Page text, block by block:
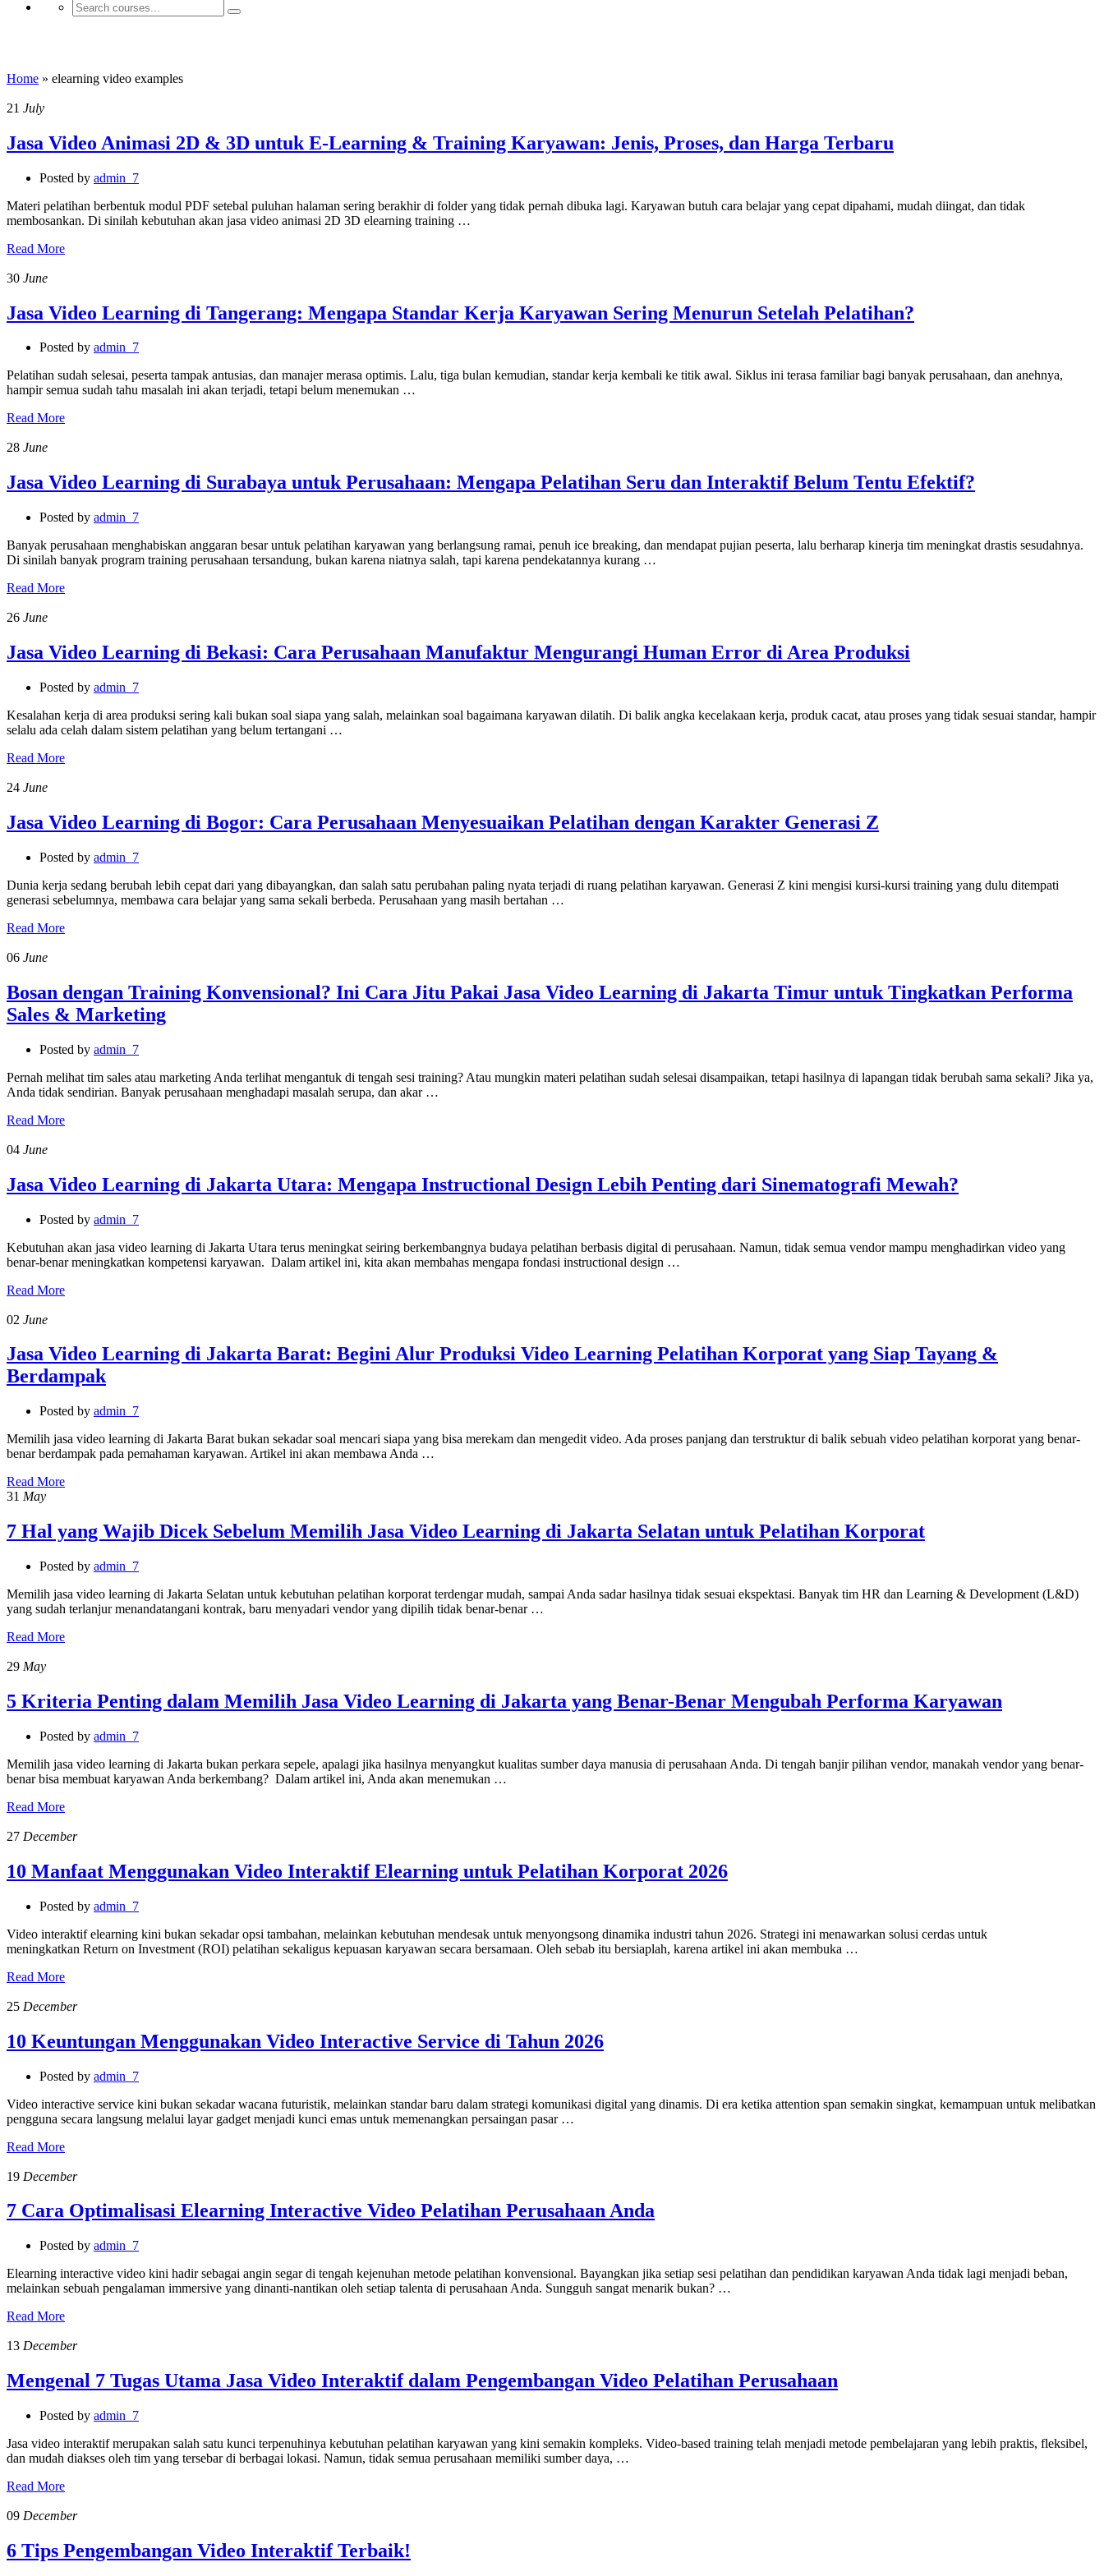
Home » elearning video examples
21 July
Jasa Video Animasi 2D & 3D untuk E-Learning & Training Karyawan: Jenis, Proses, dan Harga Terbaru
Posted by admin_7
Materi pelatihan berbentuk modul PDF setebal puluhan halaman sering berakhir di folder yang tidak pernah dibuka lagi. Karyawan butuh cara belajar yang cepat dipahami, mudah diingat, dan tidak
membosankan. Di sinilah kebutuhan akan jasa video animasi 2D 3D elearning training …
Read More
30 June
Jasa Video Learning di Tangerang: Mengapa Standar Kerja Karyawan Sering Menurun Setelah Pelatihan?
Posted by admin_7
Pelatihan sudah selesai, peserta tampak antusias, dan manajer merasa optimis. Lalu, tiga bulan kemudian, standar kerja kembali ke titik awal. Siklus ini terasa familiar bagi banyak perusahaan, dan anehnya,
hampir semua sudah tahu masalah ini akan terjadi, tetapi belum menemukan …
Read More
28 June
Jasa Video Learning di Surabaya untuk Perusahaan: Mengapa Pelatihan Seru dan Interaktif Belum Tentu Efektif?
Posted by admin_7
Banyak perusahaan menghabiskan anggaran besar untuk pelatihan karyawan yang berlangsung ramai, penuh ice breaking, dan mendapat pujian peserta, lalu berharap kinerja tim meningkat drastis sesudahnya.
Di sinilah banyak program training perusahaan tersandung, bukan karena niatnya salah, tapi karena pendekatannya kurang …
Read More
26 June
Jasa Video Learning di Bekasi: Cara Perusahaan Manufaktur Mengurangi Human Error di Area Produksi
Posted by admin_7
Kesalahan kerja di area produksi sering kali bukan soal siapa yang salah, melainkan soal bagaimana karyawan dilatih. Di balik angka kecelakaan kerja, produk cacat, atau proses yang tidak sesuai standar, hampir
selalu ada celah dalam sistem pelatihan yang belum tertangani …
Read More
24 June
Jasa Video Learning di Bogor: Cara Perusahaan Menyesuaikan Pelatihan dengan Karakter Generasi Z
Posted by admin_7
Dunia kerja sedang berubah lebih cepat dari yang dibayangkan, dan salah satu perubahan paling nyata terjadi di ruang pelatihan karyawan. Generasi Z kini mengisi kursi-kursi training yang dulu ditempati
generasi sebelumnya, membawa cara belajar yang sama sekali berbeda. Perusahaan yang masih bertahan …
Read More
06 June
Bosan dengan Training Konvensional? Ini Cara Jitu Pakai Jasa Video Learning di Jakarta Timur untuk Tingkatkan Performa
Sales & Marketing
Posted by admin_7
Pernah melihat tim sales atau marketing Anda terlihat mengantuk di tengah sesi training? Atau mungkin materi pelatihan sudah selesai disampaikan, tetapi hasilnya di lapangan tidak berubah sama sekali? Jika ya,
Anda tidak sendirian. Banyak perusahaan menghadapi masalah serupa, dan akar …
Read More
04 June
Jasa Video Learning di Jakarta Utara: Mengapa Instructional Design Lebih Penting dari Sinematografi Mewah?
Posted by admin_7
Kebutuhan akan jasa video learning di Jakarta Utara terus meningkat seiring berkembangnya budaya pelatihan berbasis digital di perusahaan. Namun, tidak semua vendor mampu menghadirkan video yang
benar-benar meningkatkan kompetensi karyawan. Dalam artikel ini, kita akan membahas mengapa fondasi instructional design …
Read More
02 June
Jasa Video Learning di Jakarta Barat: Begini Alur Produksi Video Learning Pelatihan Korporat yang Siap Tayang &
Berdampak
Posted by admin_7
Memilih jasa video learning di Jakarta Barat bukan sekadar soal mencari siapa yang bisa merekam dan mengedit video. Ada proses panjang dan terstruktur di balik sebuah video pelatihan korporat yang benar-
benar berdampak pada pemahaman karyawan. Artikel ini akan membawa Anda …
Read More
31 May
7 Hal yang Wajib Dicek Sebelum Memilih Jasa Video Learning di Jakarta Selatan untuk Pelatihan Korporat
Posted by admin_7
Memilih jasa video learning di Jakarta Selatan untuk kebutuhan pelatihan korporat terdengar mudah, sampai Anda sadar hasilnya tidak sesuai ekspektasi. Banyak tim HR dan Learning & Development (L&D)
yang sudah terlanjur menandatangani kontrak, baru menyadari vendor yang dipilih tidak benar-benar …
Read More
29 May
5 Kriteria Penting dalam Memilih Jasa Video Learning di Jakarta yang Benar-Benar Mengubah Performa Karyawan
Posted by admin_7
Memilih jasa video learning di Jakarta bukan perkara sepele, apalagi jika hasilnya menyangkut kualitas sumber daya manusia di perusahaan Anda. Di tengah banjir pilihan vendor, manakah vendor yang benar-
benar bisa membuat karyawan Anda berkembang? Dalam artikel ini, Anda akan menemukan …
Read More
27 December
10 Manfaat Menggunakan Video Interaktif Elearning untuk Pelatihan Korporat 2026
Posted by admin_7
Video interaktif elearning kini bukan sekadar opsi tambahan, melainkan kebutuhan mendesak untuk menyongsong dinamika industri tahun 2026. Strategi ini menawarkan solusi cerdas untuk
meningkatkan Return on Investment (ROI) pelatihan sekaligus kepuasan karyawan secara bersamaan. Oleh sebab itu bersiaplah, karena artikel ini akan membuka …
Read More
25 December
10 Keuntungan Menggunakan Video Interactive Service di Tahun 2026
Posted by admin_7
Video interactive service kini bukan sekadar wacana futuristik, melainkan standar baru dalam strategi komunikasi digital yang dinamis. Di era ketika attention span semakin singkat, kemampuan untuk melibatkan
pengguna secara langsung melalui layar gadget menjadi kunci emas untuk memenangkan persaingan pasar …
Read More
19 December
7 Cara Optimalisasi Elearning Interactive Video Pelatihan Perusahaan Anda
Posted by admin_7
Elearning interactive video kini hadir sebagai angin segar di tengah kejenuhan metode pelatihan konvensional. Bayangkan jika setiap sesi pelatihan dan pendidikan karyawan Anda tidak lagi menjadi beban,
melainkan sebuah pengalaman immersive yang dinanti-nantikan oleh setiap talenta di perusahaan Anda. Sungguh sangat menarik bukan? …
Read More
13 December
Mengenal 7 Tugas Utama Jasa Video Interaktif dalam Pengembangan Video Pelatihan Perusahaan
Posted by admin_7
Jasa video interaktif merupakan salah satu kunci terpenuhinya kebutuhan pelatihan karyawan yang kini semakin kompleks. Video-based training telah menjadi metode pembelajaran yang lebih praktis, fleksibel,
dan mudah diakses oleh tim yang tersebar di berbagai lokasi. Namun, tidak semua perusahaan memiliki sumber daya, …
Read More
09 December
6 Tips Pengembangan Video Interaktif Terbaik!